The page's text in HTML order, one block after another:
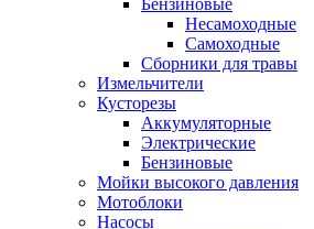
Бензиновые
Несамоходные
Самоходные
Сборники для травы
Измельчители
Кусторезы
Аккумуляторные
Электрические
Бензиновые
Мойки высокого давления
Мотоблоки
Насосы